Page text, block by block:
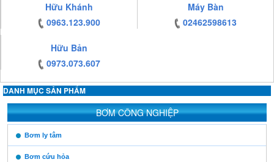
endrolex.com/13Hữu Khánh
0963.123.900
Máy Bàn
02462598613
Hữu Bản
0973.073.607
DANH MỤC SẢN PHẨM
https:/www.high-
endrolex.com/13
BƠM CÔNG NGHIỆP
https:/www.high-
endrolex.com/13
Bơm ly tâm
Bơm cứu hỏa